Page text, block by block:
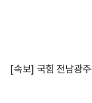
[속보] 국힘 전남광